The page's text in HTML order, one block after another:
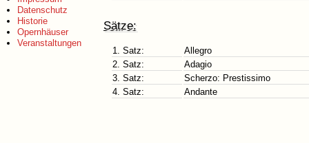
Datenschutz
Historie
Opernhäuser
Veranstaltungen
Sätze:
1. Satz:
Allegro
2. Satz:
Adagio
3. Satz:
Scherzo: Prestissimo
4. Satz:
Andante